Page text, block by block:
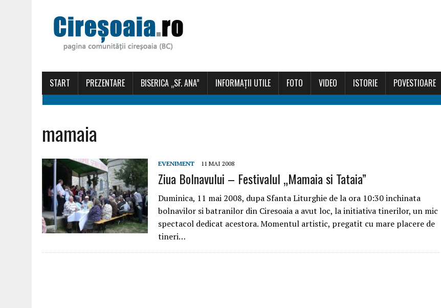
START PREZENTARE BISERICA „SF. ANA” INFORMAȚII UTILE FOTO VIDEO ISTORIE POVESTIOARE
mamaia
EVENIMENT 11 MAI 2008
Ziua Bolnavului – Festivalul „Mamaia si Tataia”
Duminica, 11 mai 2008, dupa Sfanta Liturghie de la ora 10:30 inchinata
bolnavilor si batranilor din Ciresoaia a avut loc, la initiativa tinerilor, un mic
spectacol dedicat acestora. Momentul artistic, pregatit cu mare placere de
tineri…